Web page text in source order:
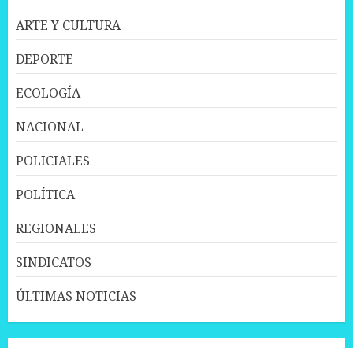
ARTE Y CULTURA
DEPORTE
ECOLOGÍA
NACIONAL
POLICIALES
POLÍTICA
REGIONALES
SINDICATOS
ÚLTIMAS NOTICIAS